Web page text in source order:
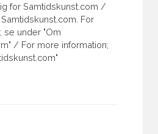
for Samtidskunst.com /
For
se under "Om
/ For more information;